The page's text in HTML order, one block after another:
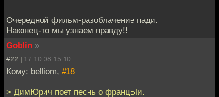
Очередной фильм-разоблачение пади.
Наконец-то мы узнаем правду!!
Goblin »
#22 | 17.10.08 15:10
Кому: belliom, #18
> ДимЮрич поет песнь о францЫи.